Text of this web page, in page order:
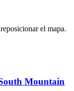
el mapa.
Mountain